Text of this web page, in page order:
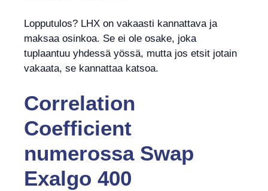
Lopputulos? LHX on vakaasti kannattava ja
maksaa osinkoa. Se ei ole osake, joka
tuplaantuu yhdessä yössä, mutta jos etsit jotain
vakaata, se kannattaa katsoa.
Correlation
Coefficient
numerossaSwap
Exalgo 400